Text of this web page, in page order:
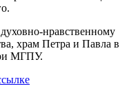
нравственному
храм Петра и Павла в
МГПУ.